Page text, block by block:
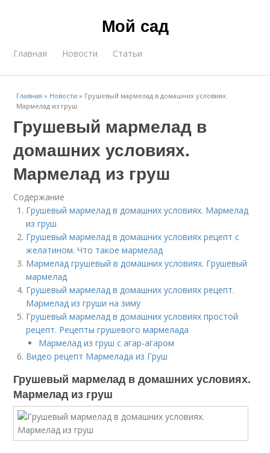
Мой сад
Главная Новости Статьи
Главная » Новости » Грушевый мармелад в домашних условиях.
Мармелад из груш
Грушевый мармелад в
домашних условиях.
Мармелад из груш
Содержание
Грушевый мармелад в домашних условиях. Мармелад
из груш
Грушевый мармелад в домашних условиях рецепт с
желатином. Что такое мармелад
Мармелад грушевый в домашних условиях. Грушевый
мармелад
Грушевый мармелад в домашних условиях рецепт.
Мармелад из груши на зиму
Грушевый мармелад в домашних условиях простой
рецепт. Рецепты грушевого мармелада
Мармелад из груш с агар-агаром
Видео рецепт Мармелада из Груш
Грушевый мармелад в домашних условиях.
Мармелад из груш